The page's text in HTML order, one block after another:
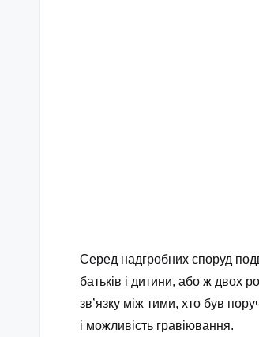
Серед надгробних споруд
батьків і дитини, або ж двох
зв’язку між тими, хто був
і можливість гравіювання.